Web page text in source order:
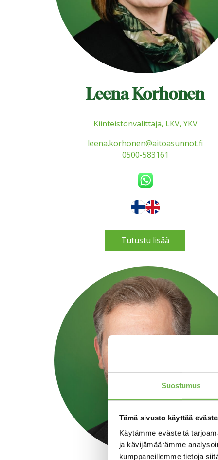
Suostumus
Tämä sivusto käyttää
Käytämme evästeitä
ja kävijämäärämme
kumppaneillemme tietoja
Leena Korhonen
Kiinteistönvälittäjä, LKV, YKV
leena.korhonen@aitoasunnot.fi
0500-583161
Tutustu lisää